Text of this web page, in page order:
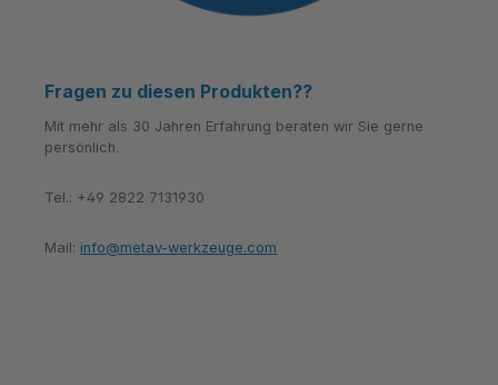
Fragen zu diesen Produkten??
Mit mehr als 30 Jahren Erfahrung beraten wir Sie gerne
persönlich.
Tel.: +49 2822 7131930
Mail: info@metav-werkzeuge.com